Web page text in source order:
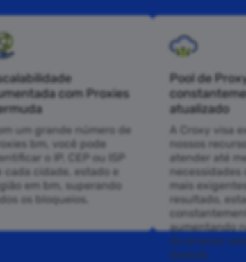
com Proxies
um grande número de
bm, você pode
o IP, CEP ou ISP
cada cidade, estado e
em bm, superando
os bloqueios.
Pool de
atualizado
A Croxy visa
nossos
atender até
necessidades
mais
resultado,
aumentando
de proxies
Socks5.